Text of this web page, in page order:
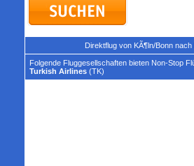
Direktflug von KÃ¶ln/Bonn
Folgende Fluggesellschaften bieten Non-Stop
Turkish Airlines (TK)